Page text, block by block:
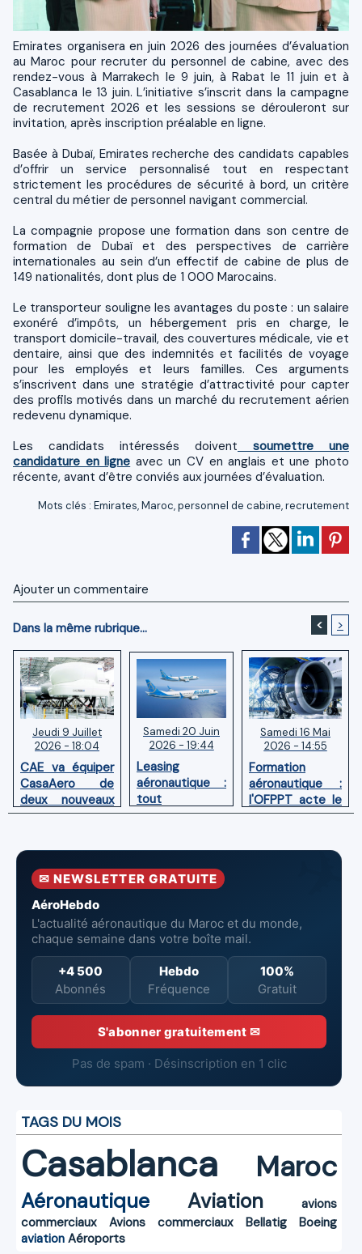
Emirates organisera en juin 2026 des journées d’évaluation
au Maroc pour recruter du personnel de cabine, avec des
rendez-vous à Marrakech le 9 juin, à Rabat le 11 juin et à
Casablanca le 13 juin. L’initiative s’inscrit dans la campagne
de recrutement 2026 et les sessions se dérouleront sur
invitation, après inscription préalable en ligne.
Basée à Dubaï, Emirates recherche des candidats capables
d’offrir un service personnalisé tout en respectant
strictement les procédures de sécurité à bord, un critère
central du métier de personnel navigant commercial.
La compagnie propose une formation dans son centre de
formation de Dubaï et des perspectives de carrière
internationales au sein d’un effectif de cabine de plus de
149 nationalités, dont plus de 1 000 Marocains.
Le transporteur souligne les avantages du poste : un salaire
exonéré d’impôts, un hébergement pris en charge, le
transport domicile-travail, des couvertures médicale, vie et
dentaire, ainsi que des indemnités et facilités de voyage
pour les employés et leurs familles. Ces arguments
s’inscrivent dans une stratégie d’attractivité pour capter
des profils motivés dans un marché du recrutement aérien
redevenu dynamique.
Les candidats intéressés doivent soumettre une
candidature en ligne avec un CV en anglais et une photo
récente, avant d’être conviés aux journées d’évaluation.
Mots clés : Emirates,Maroc,personnel de cabine,recrutement
Ajouter un commentaire
Dans la même rubrique... < >
Jeudi 9 Juillet
2026 - 18:04
CAE va équiper
CasaAero de
deux nouveaux
simulateurs de
737 MAX et 787
Samedi 20 Juin
2026 - 19:44
Leasing
aéronautique :
tout
comprendre sur
wet lease et le
leaseback
Samedi 16 Mai
2026 - 14:55
Formation
aéronautique :
l'OFPPT acte le
transfert de la
Moroccan
Academy of
✉ NEWSLETTER GRATUITE
AéroHebdo
L'actualité aéronautique du Maroc et du monde,
chaque semaine dans votre boîte mail.
+4 500
Abonnés
Hebdo
Fréquence
100%
Gratuit
S'abonner gratuitement ✉
Pas de spam · Désinscription en 1 clic
TAGS DU MOIS
Casablanca Maroc
Aéronautique Aviation
avions
commerciaux
Avions commerciaux Bellatig
Boeing
aviation Aéroports